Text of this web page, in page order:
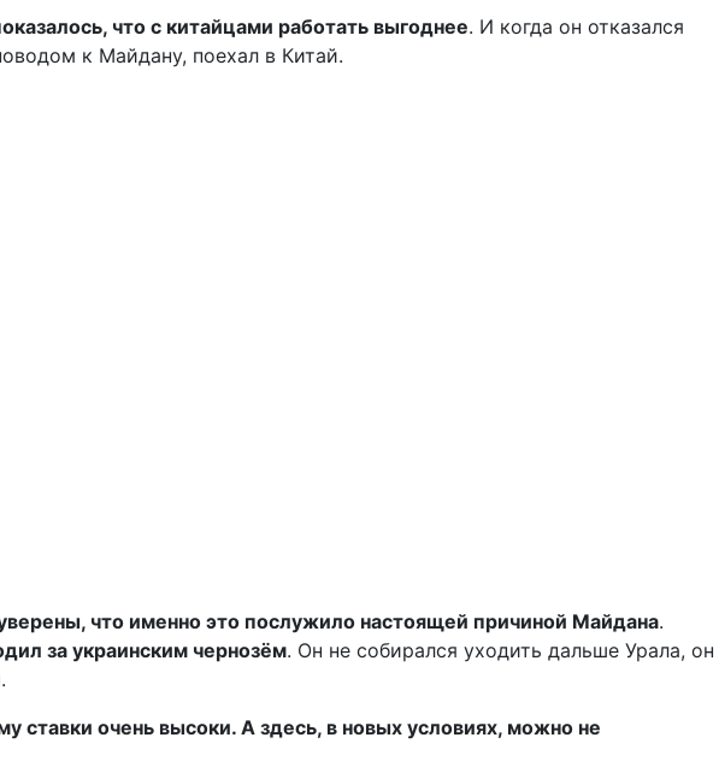
что с китайцами работать выгоднее. И когда он отказался
к Майдану, поехал в Китай.
что именно это послужило настоящей причиной Майдана.
за украинским чернозём. Он не собирался уходить дальше Урала, он
ставки очень высоки. А здесь, в новых условиях, можно не